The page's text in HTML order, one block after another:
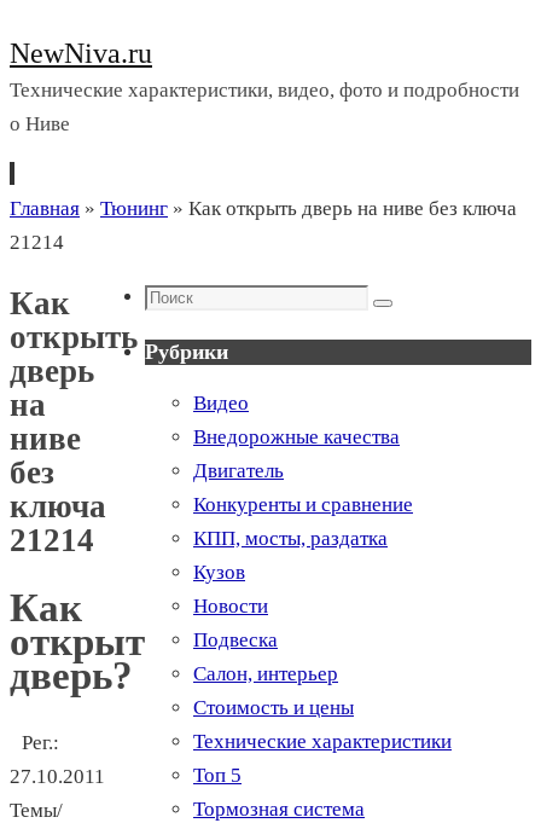
NewNiva.ru
Технические характеристики, видео, фото и подробности
о Ниве
Перейти
к
Главная » Тюнинг » Как открыть дверь на ниве без ключа
21214
Как
открыть
дверь
на
ниве
без
ключа
21214
Как
открыть
дверь?
Рег.:
27.10.2011
Темы/
Поиск
Поиск
Рубрики
Видео
Внедорожные качества
Двигатель
Конкуренты и сравнение
КПП, мосты, раздатка
Кузов
Новости
Подвеска
Салон, интерьер
Стоимость и цены
Технические характеристики
Топ 5
Тормозная система